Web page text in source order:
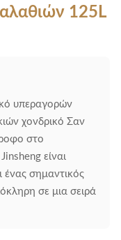
125L
υπεραγορών
χονδρικό Σαν
στο
είναι
ένας σημαντικός
σε μια σειρά